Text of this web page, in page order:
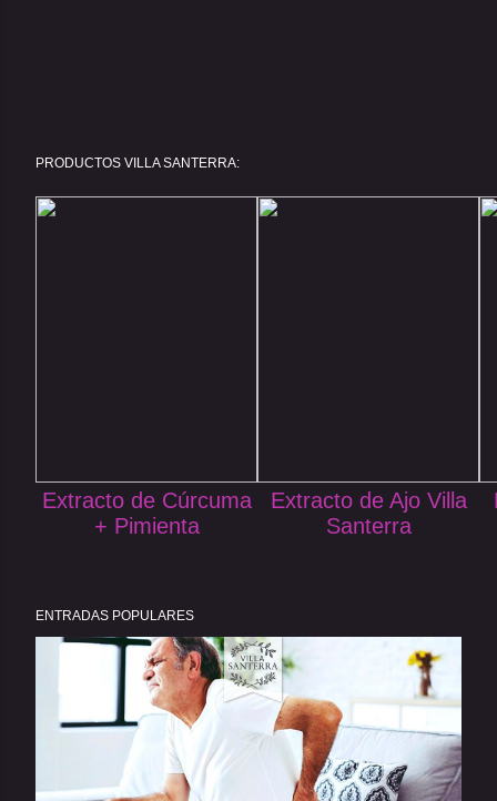
PRODUCTOS VILLA SANTERRA:
Extracto de Cúrcuma
+ Pimienta
Extracto de Ajo Villa
Santerra
ENTRADAS POPULARES